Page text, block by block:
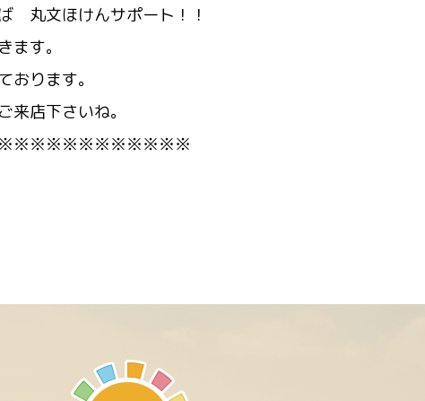
丸文ほけんサポート！！
す。
ります。
店下さいね。